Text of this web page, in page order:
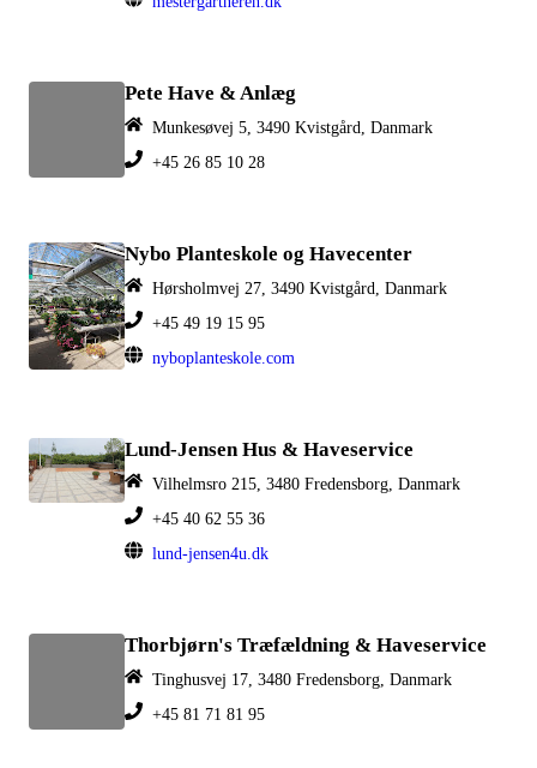
Pete Have & Anlæg
Munkesøvej 5, 3490 Kvistgård, Danmark
+45 26 85 10 28
Nybo Planteskole og Havecenter
Hørsholmvej 27, 3490 Kvistgård, Danmark
+45 49 19 15 95
nyboplanteskole.com
Lund-Jensen Hus & Haveservice
Vilhelmsro 215, 3480 Fredensborg, Danmark
+45 40 62 55 36
lund-jensen4u.dk
Thorbjørn's Træfældning & Haveservice
Tinghusvej 17, 3480 Fredensborg, Danmark
+45 81 71 81 95